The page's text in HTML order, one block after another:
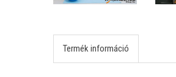
Termék információ